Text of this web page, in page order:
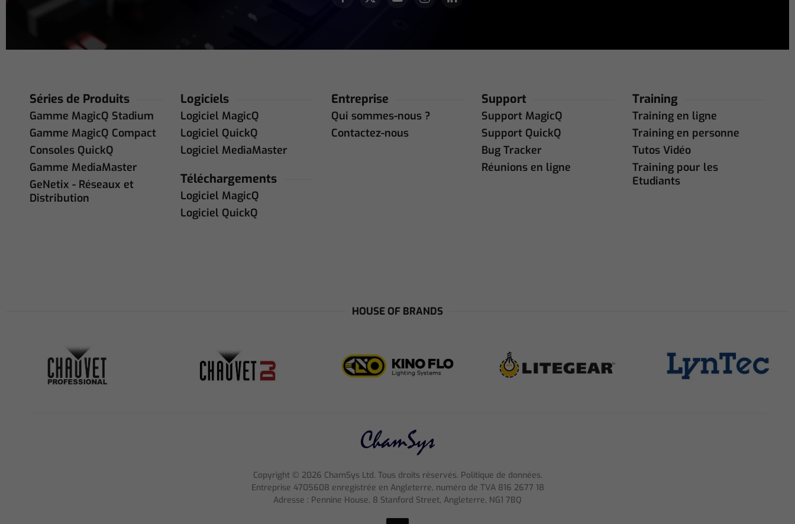
Séries de Produits
Gamme MagicQ Stadium
Gamme MagicQ Compact
Consoles QuickQ
Gamme MediaMaster
GeNetix - Réseaux et
Distribution
Logiciels
Logiciel MagicQ
Logiciel QuickQ
Logiciel MediaMaster
Téléchargements
Logiciel MagicQ
Logiciel QuickQ
Entreprise
Qui sommes-nous ?
Contactez-nous
Support
Support MagicQ
Support QuickQ
Bug Tracker
Réunions en ligne
Training
Training en ligne
Training en personne
Tutos Vidéo
Training pour les
Etudiants
HOUSE OF BRANDS
Copyright © 2026 ChamSys Ltd. Tous droits réservés. Politique de données.
Entreprise 4705608 enregistrée en Angleterre, numéro de TVA 816 2677 18
Adresse : Pennine House, 8 Stanford Street, Angleterre, NG1 7BQ